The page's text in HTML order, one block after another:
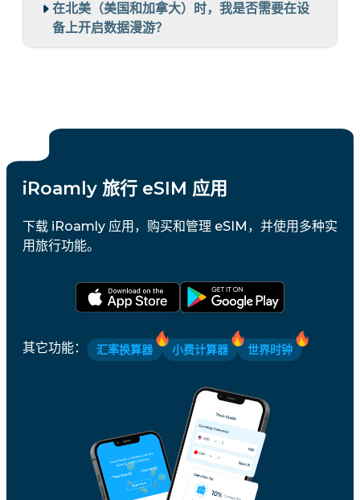
在北美（美国和加拿大）时，我是否需要在设
备上开启数据漫游？
iRoamly 旅行 eSIM 应用
下载 iRoamly 应用，购买和管理 eSIM，并使用多种实
用旅行功能。
其它功能： 汇率换算器 小费计算器 世界时钟